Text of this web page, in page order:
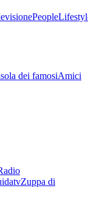
People
dei famosiAmici
Zuppa di